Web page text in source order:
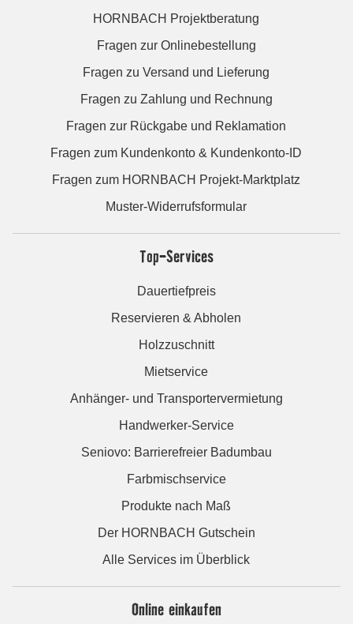
HORNBACH Projektberatung
Fragen zur Onlinebestellung
Fragen zu Versand und Lieferung
Fragen zu Zahlung und Rechnung
Fragen zur Rückgabe und Reklamation
Fragen zum Kundenkonto & Kundenkonto-ID
Fragen zum HORNBACH Projekt-Marktplatz
Muster-Widerrufsformular
Top-Services
Dauertiefpreis
Reservieren & Abholen
Holzzuschnitt
Mietservice
Anhänger- und Transportervermietung
Handwerker-Service
Seniovo: Barrierefreier Badumbau
Farbmischservice
Produkte nach Maß
Der HORNBACH Gutschein
Alle Services im Überblick
Online einkaufen